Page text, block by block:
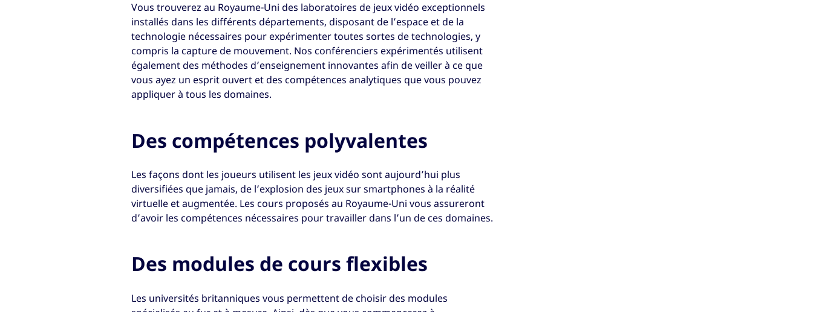
Vous trouverez au Royaume-Uni des laboratoires de jeux vidéo exceptionnels
installés dans les différents départements, disposant de l’espace et de la
technologie nécessaires pour expérimenter toutes sortes de technologies, y
compris la capture de mouvement. Nos conférenciers expérimentés utilisent
également des méthodes d’enseignement innovantes afin de veiller à ce que
vous ayez un esprit ouvert et des compétences analytiques que vous pouvez
appliquer à tous les domaines.
Des compétences polyvalentes
Les façons dont les joueurs utilisent les jeux vidéo sont aujourd’hui plus
diversifiées que jamais, de l’explosion des jeux sur smartphones à la réalité
virtuelle et augmentée. Les cours proposés au Royaume-Uni vous assureront
d’avoir les compétences nécessaires pour travailler dans l’un de ces domaines.
Des modules de cours flexibles
Les universités britanniques vous permettent de choisir des modules